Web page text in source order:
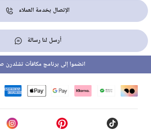
الإتصال بخدمة العملاء
أرسل لنا رسالة
انضموا إلى برنامج مكافآت تشلدرن